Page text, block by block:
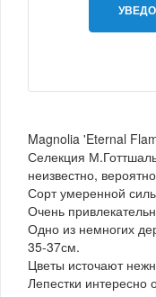
Magnolia 'Eternal
Селекция
неизвестно,
Сорт умеренной
Очень
Одно из немногих
35-37см.
Цветы источают
Лепестки